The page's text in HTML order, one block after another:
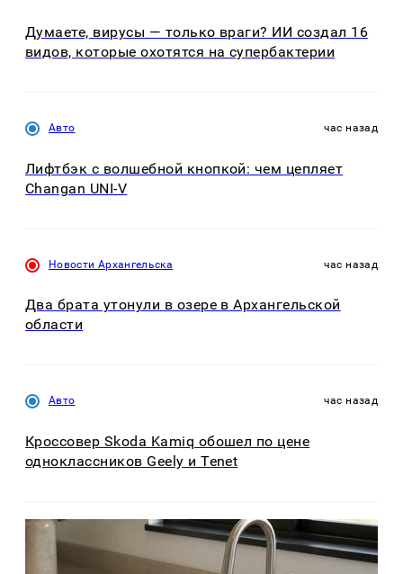
Думаете, вирусы — только враги? ИИ создал 16
видов, которые охотятся на супербактерии
Авто час назад
Лифтбэк с волшебной кнопкой: чем цепляет
Changan UNI-V
Новости Архангельска час назад
Два брата утонули в озере в Архангельской
области
Авто час назад
Кроссовер Skoda Kamiq обошел по цене
одноклассников Geely и Tenet